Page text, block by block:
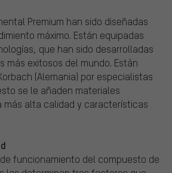
Premium han sido diseñadas
máximo. Están equipadas
que han sido desarrolladas
más exitosos del mundo. Están
(Alemania) por especialistas
se le añaden materiales
más alta calidad y características
funcionamiento del compuesto de